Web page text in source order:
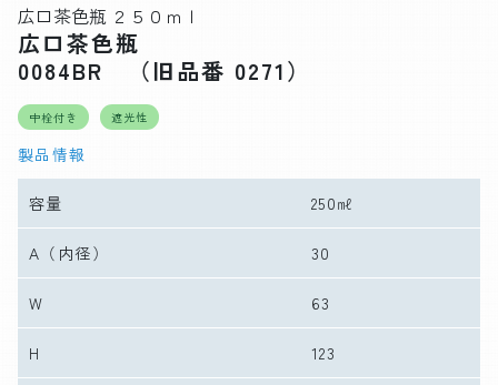
広口茶色瓶 ２５０ｍｌ
広口茶色瓶
0084BR （旧品番 0271）
中栓付き 遮光性
製品情報
容量 250㎖
A （内径） 30
W 63
H 123